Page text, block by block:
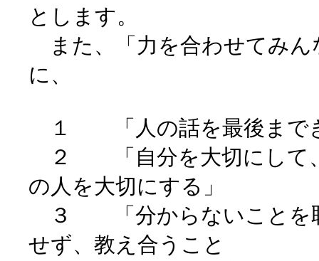
とします。
また、「力を合わせてみん
に、
１ 「人の話を最後まで
２ 「自分を大切にして
の人を大切にする」
３ 「分からないことを
せず、教え合うこと